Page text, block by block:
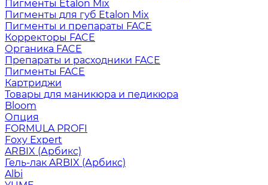
Пигменты Etalon Mix
Пигменты для губ Etalon Mix
Пигменты и препараты FACE
Корректоры FACE
Органика FACE
Препараты и расходники FACE
Пигменты FACE
Картриджи
Товары для маникюра и педикюра
Bloom
Опция
FORMULA PROFI
Foxy Expert
ARBIX (Арбикс)
Гель-лак ARBIX (Арбикс)
Albi